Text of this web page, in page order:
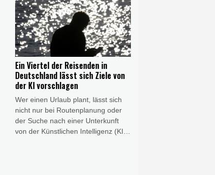
Friedrich Merz (CDU) telefonisch
statt, wie Regierungssprecher
Stefan Kornelius mitteilte. "Wegen
der besonderen Bedeutung des
Falles" hatte am Donnerstagabend
bereits die Bundesanwaltschaft die
Ermittlungen in dem Fall
übernommen.
Ein Viertel der Reisenden in
Deutschland lässt sich Ziele von
der KI vorschlagen
Wer einen Urlaub plant, lässt sich
nicht nur bei Routenplanung oder
der Suche nach einer Unterkunft
von der Künstlichen Intelligenz (KI)